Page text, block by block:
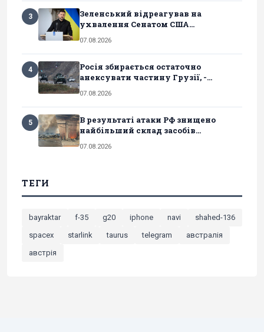
3
Зеленський відреагував на
ухвалення Сенатом США...
07.08.2026
4
Росія збирається остаточно
анексувати частину Грузії, -...
07.08.2026
5
В результаті атаки РФ знищено
найбільший склад засобів...
07.08.2026
ТЕГИ
bayraktar f-35 g20 iphone navi
shahed-136
spacex
starlink taurus telegram
австралія
австрія